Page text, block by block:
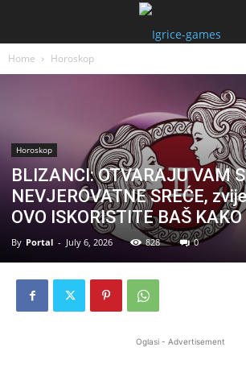
Home Horoskop
Horoskop
BLIZANCI: OTVARAJU VAM
NEVJEROVATNE SREĆE,
OVO ISKORISTITE BAŠ
By Portal - July 6, 2026 828 0
Oglasi - Advertisement